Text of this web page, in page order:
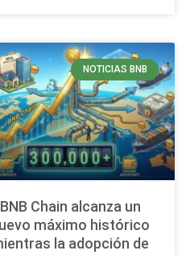
NOTICIAS BNB
BNB Chain alcanza un
máximo histórico
la adopción de